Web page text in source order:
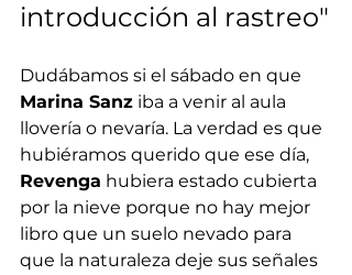
introducción al rastreo"
Dudábamos si el sábado en que
Marina Sanz iba a venir al aula
llovería o nevaría. La verdad es que
hubiéramos querido que ese día,
Revenga hubiera estado cubierta
por la nieve porque no hay mejor
libro que un suelo nevado para
que la naturaleza deje sus señales